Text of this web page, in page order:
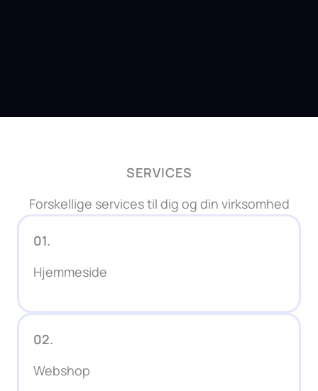
SERVICES
Forskellige services til dig og din virksomhed
01.
Hjemmeside
02.
Webshop